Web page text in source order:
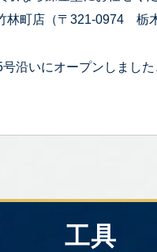
町店（〒321-0974 栃木
沿いにオープンしまし
工具